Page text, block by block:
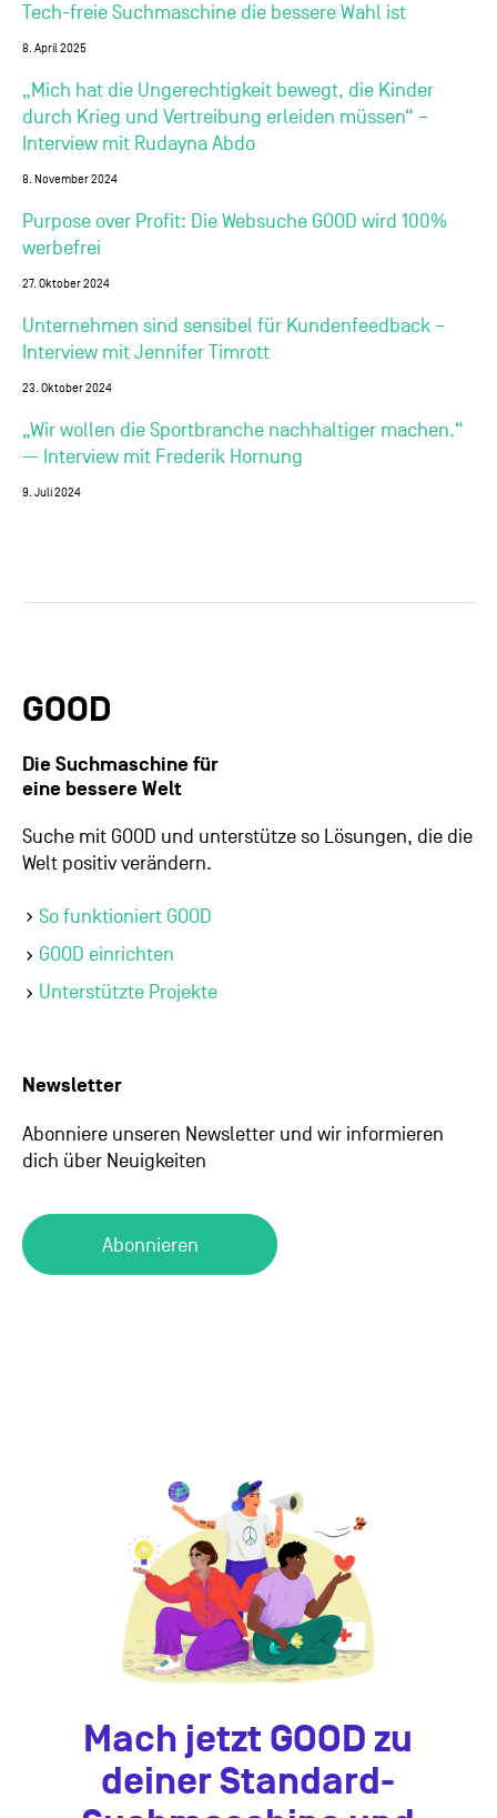
Tech-freie Suchmaschine die bessere Wahl ist
8. April 2025
„Mich hat die Ungerechtigkeit bewegt, die Kinder
durch Krieg und Vertreibung erleiden müssen“ –
Interview mit Rudayna Abdo
8. November 2024
Purpose over Profit: Die Websuche GOOD wird 100%
werbefrei
27. Oktober 2024
Unternehmen sind sensibel für Kundenfeedback –
Interview mit Jennifer Timrott
23. Oktober 2024
„Wir wollen die Sportbranche nachhaltiger machen.“
— Interview mit Frederik Hornung
9. Juli 2024
GOOD
Die Suchmaschine für
eine bessere Welt
Suche mit GOOD und unterstütze so Lösungen, die die
Welt positiv verändern.
So funktioniert GOOD
GOOD einrichten
Unterstützte Projekte
Newsletter
Abonniere unseren Newsletter und wir informieren
dich über Neuigkeiten
Abonnieren
Mach jetzt GOOD zu
deiner Standard-